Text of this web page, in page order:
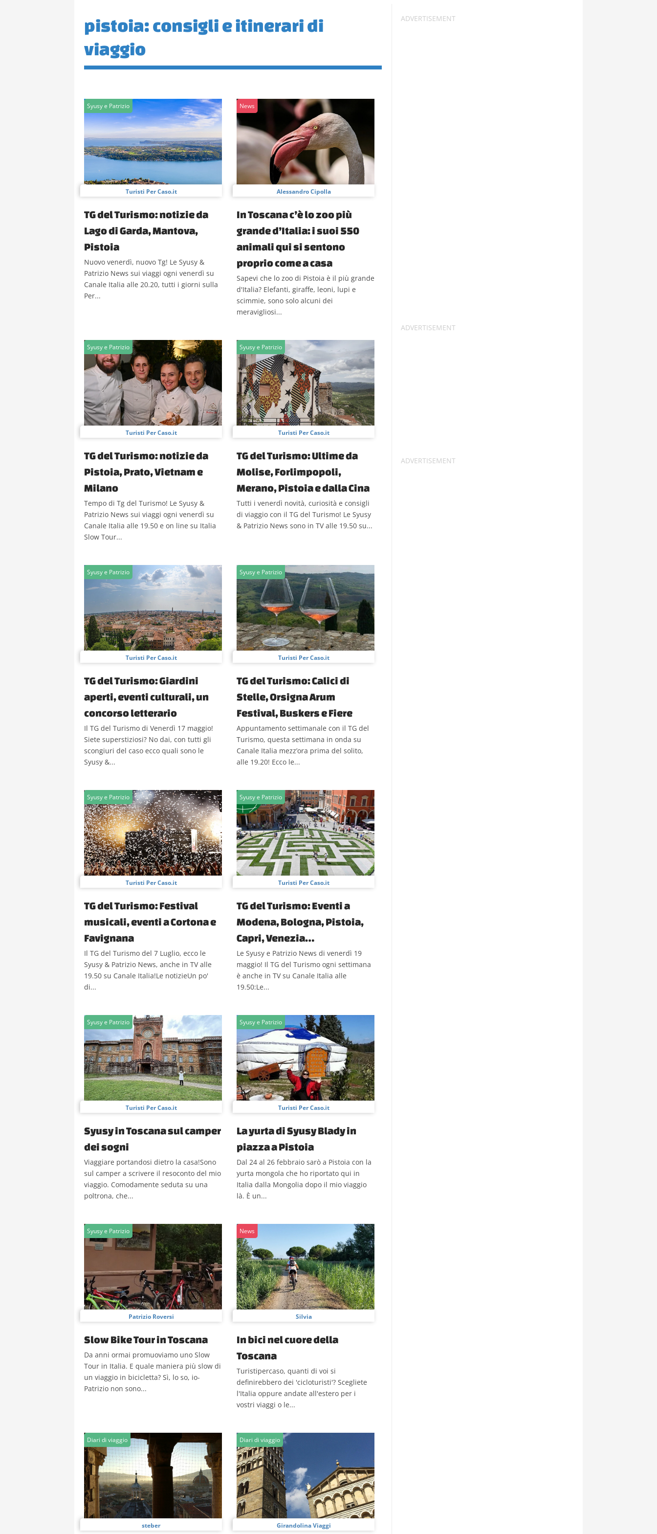
pistoia: consigli e itinerari di
viaggio
Syusy e Patrizio
Turisti Per Caso.it
TG del Turismo: notizie da
Lago di Garda, Mantova,
Pistoia
Nuovo venerdì, nuovo Tg! Le Syusy &
Patrizio News sui viaggi ogni venerdì su
Canale Italia alle 20.20, tutti i giorni sulla
Per...
News
Alessandro Cipolla
In Toscana c’è lo zoo più
grande d’Italia: i suoi 550
animali qui si sentono
proprio come a casa
Sapevi che lo zoo di Pistoia è il più grande
d'Italia? Elefanti, giraffe, leoni, lupi e
scimmie, sono solo alcuni dei
meravigliosi...
Syusy e Patrizio
Turisti Per Caso.it
TG del Turismo: notizie da
Pistoia, Prato, Vietnam e
Milano
Tempo di Tg del Turismo! Le Syusy &
Patrizio News sui viaggi ogni venerdì su
Canale Italia alle 19.50 e on line su Italia
Slow Tour...
Syusy e Patrizio
Turisti Per Caso.it
TG del Turismo: Ultime da
Molise, Forlimpopoli,
Merano, Pistoia e dalla Cina
Tutti i venerdì novità, curiosità e consigli
di viaggio con il TG del Turismo! Le Syusy
& Patrizio News sono in TV alle 19.50 su...
Syusy e Patrizio
Turisti Per Caso.it
TG del Turismo: Giardini
aperti, eventi culturali, un
concorso letterario
Il TG del Turismo di Venerdì 17 maggio!
Siete superstiziosi? No dai, con tutti gli
scongiuri del caso ecco quali sono le
Syusy &...
Syusy e Patrizio
Turisti Per Caso.it
TG del Turismo: Calici di
Stelle, Orsigna Arum
Festival, Buskers e Fiere
Appuntamento settimanale con il TG del
Turismo, questa settimana in onda su
Canale Italia mezz’ora prima del solito,
alle 19.20! Ecco le...
Syusy e Patrizio
Turisti Per Caso.it
TG del Turismo: Festival
musicali, eventi a Cortona e
Favignana
Il TG del Turismo del 7 Luglio, ecco le
Syusy & Patrizio News, anche in TV alle
19.50 su Canale Italia!Le notizieUn po'
di...
Syusy e Patrizio
Turisti Per Caso.it
TG del Turismo: Eventi a
Modena, Bologna, Pistoia,
Capri, Venezia…
Le Syusy e Patrizio News di venerdì 19
maggio! Il TG del Turismo ogni settimana
è anche in TV su Canale Italia alle
19.50:Le...
Syusy e Patrizio
Turisti Per Caso.it
Syusy in Toscana sul camper
dei sogni
Viaggiare portandosi dietro la casa!Sono
sul camper a scrivere il resoconto del mio
viaggio. Comodamente seduta su una
poltrona, che...
Syusy e Patrizio
Turisti Per Caso.it
La yurta di Syusy Blady in
piazza a Pistoia
Dal 24 al 26 febbraio sarò a Pistoia con la
yurta mongola che ho riportato qui in
Italia dalla Mongolia dopo il mio viaggio
là. È un...
Syusy e Patrizio
Patrizio Roversi
Slow Bike Tour in Toscana
Da anni ormai promuoviamo uno Slow
Tour in Italia. E quale maniera più slow di
un viaggio in bicicletta? Sì, lo so, io-
Patrizio non sono...
News
Silvia
In bici nel cuore della
Toscana
Turistipercaso, quanti di voi si
definirebbero dei 'cicloturisti'? Scegliete
l'Italia oppure andate all'estero per i
vostri viaggi o le...
Diari di viaggio
steber
Diari di viaggio
Girandolina Viaggi